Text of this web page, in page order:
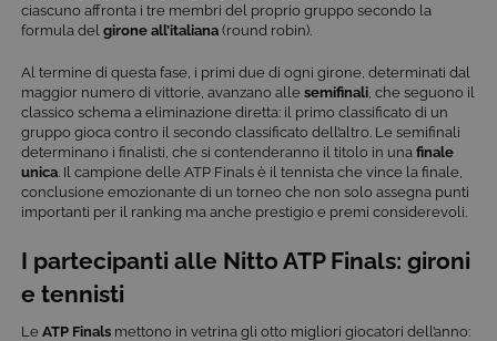
ciascuno affronta i tre membri del proprio gruppo secondo la
formula del girone all’italiana (round robin).
Al termine di questa fase, i primi due di ogni girone, determinati dal
maggior numero di vittorie, avanzano alle semifinali , che seguono il
classico schema a eliminazione diretta: il primo classificato di un
gruppo gioca contro il secondo classificato dell’altro. Le semifinali
determinano i finalisti, che si contenderanno il titolo in una finale
unica . Il campione delle ATP Finals è il tennista che vince la finale,
conclusione emozionante di un torneo che non solo assegna punti
importanti per il ranking ma anche prestigio e premi considerevoli.
I partecipanti alle Nitto ATP Finals: gironi
e tennisti
Le ATP Finals mettono in vetrina gli otto migliori giocatori dell’anno: